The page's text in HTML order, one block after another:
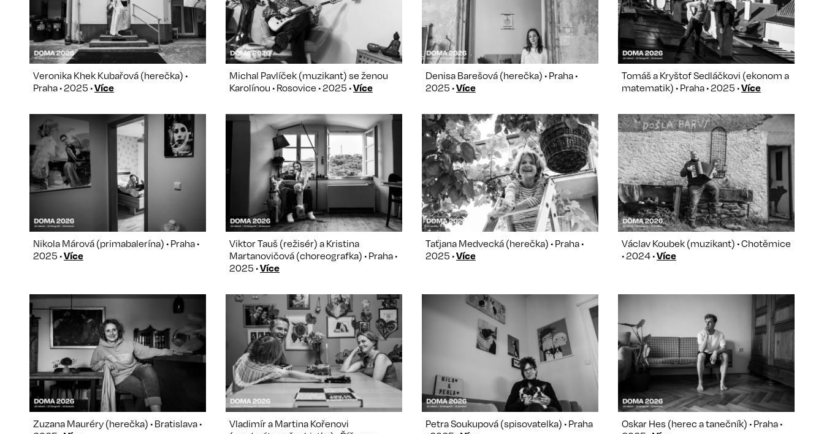
Veronika Khek Kubařová (herečka) •
Praha • 2025 •Více
Michal Pavlíček (muzikant) se ženou
Karolínou • Rosovice • 2025 •Více
Denisa Barešová (herečka) • Praha •
2025 •Více
Tomáš a Kryštof Sedláčkovi (ekonom a
matematik) • Praha • 2025 •Více
Nikola Márová (primabalerína) • Praha •
2025 •Více
Viktor Tauš (režisér) a Kristina
Martanovičová (choreografka) • Praha •
2025 •Více
Taťjana Medvecká (herečka) • Praha •
2025 •Více
Václav Koubek (muzikant) • Chotěmice
• 2024 •Více
Zuzana Mauréry (herečka) • Bratislava •
Vladimír a Martina Kořenovi
Petra Soukupová (spisovatelka) • Praha
Oskar Hes (herec a tanečník) • Praha •